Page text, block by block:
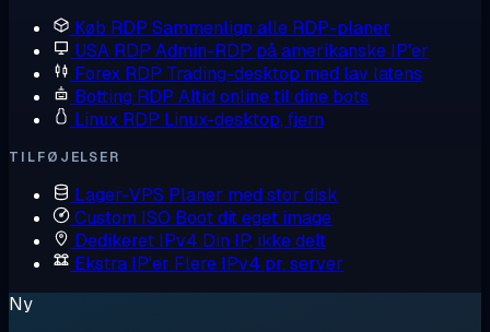
Køb RDP Sammenlign alle RDP-planer
USA RDP Admin-RDP på amerikanske IP'er
Forex RDP Trading-desktop med lav latens
Botting RDP Altid online til dine bots
Linux RDP Linux-desktop, fjern
TILFØJELSER
Lager-VPS Planer med stor disk
Custom ISO Boot dit eget image
Dedikeret IPv4 Din IP, ikke delt
Ekstra IP'er Flere IPv4 pr. server
Ny